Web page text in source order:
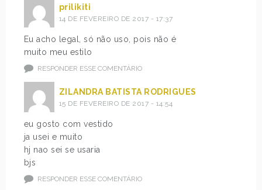
prilikiti
14 DE FEVEREIRO DE 2017 - 17:37
Eu acho legal, só não uso, pois não é
muito meu estilo
RESPONDER ESSE COMENTÁRIO
ZILANDRA BATISTA RODRIGUES
15 DE FEVEREIRO DE 2017 - 14:54
eu gosto com vestido
ja usei e muito
hj nao sei se usaria
bjs
RESPONDER ESSE COMENTÁRIO